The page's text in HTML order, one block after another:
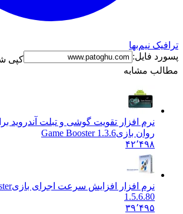
ترافیک نیم‌بها
پسورد فایل:
کپی
مطالب مشابه
نرم افزار تقویت گوشی و تبلت آندروید
روان بازیGame Booster 1.3.6
۴۲٬۴۹۸
نرم افزار افزایش سرعت اجرای بازی
1.5.6.80
۳۹٬۴۹۵